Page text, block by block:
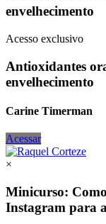
envelhecimento
Acesso exclusivo
Antioxidantes
envelhecimento
Carine Timerman
Acessar
×
Minicurso:
Instagram para